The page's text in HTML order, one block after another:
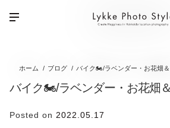
ホーム ブログ バイク🏍/ラベンダー・お花畑
バイク🏍/ラベンダー・お花畑
Posted on 2022.05.17